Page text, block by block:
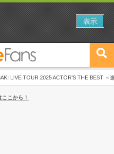
LIVE TOUR 2025 ACTOR'S THE BEST ～
上半期編発表！
こから！
表示